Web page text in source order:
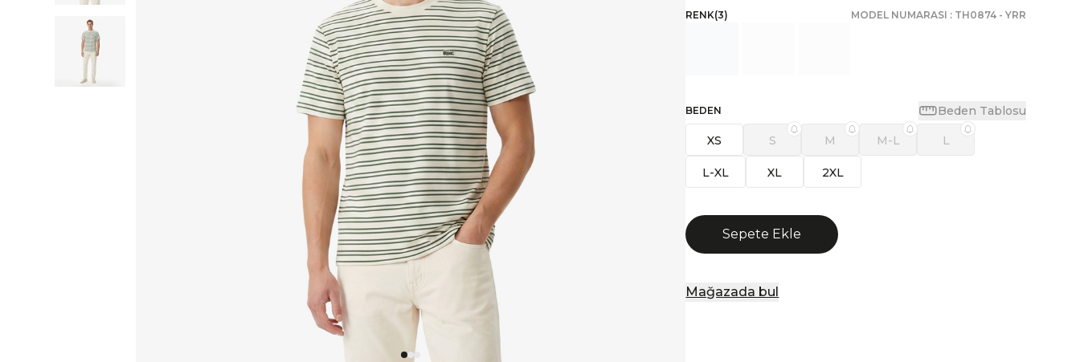
RENK(3) MODEL NUMARASI : TH0874- YRR
BEDEN Beden Tablosu
XS S M M-L L
L-XL XL 2XL
Sepete Ekle
Mağazada bul